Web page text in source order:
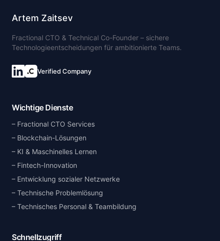
Artem Zaitsev
Fractional CTO & Technical Co-Founder – sichere
Technologieentscheidungen für ambitionierte Teams.
Verified Company
Wichtige Dienste
Fractional CTO Services
Blockchain-Lösungen
KI & Maschinelles Lernen
Fintech-Innovation
Entwicklung sozialer Netzwerke
Technische Problemlösung
Technisches Personal & Teambildung
Schnellzugriff